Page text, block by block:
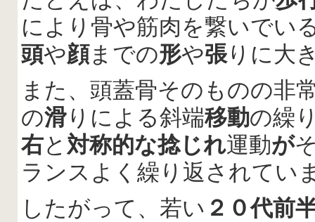
により骨や筋肉を繋いでい
頭や顔までの形や張りに大
また、頭蓋骨そのものの非
の滑りによる斜端移動の繰
右と 対称的な捻じれ運動が
ランスよく繰り返されてい
したがって、若い ２０代前